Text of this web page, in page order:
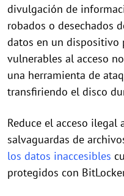
divulgación de
robados o desechados
datos en un dispositivo
vulnerables al acceso
una herramienta de
transfiriendo el disco
Reduce el acceso
salvaguardas de
los datos inaccesibles
protegidos con